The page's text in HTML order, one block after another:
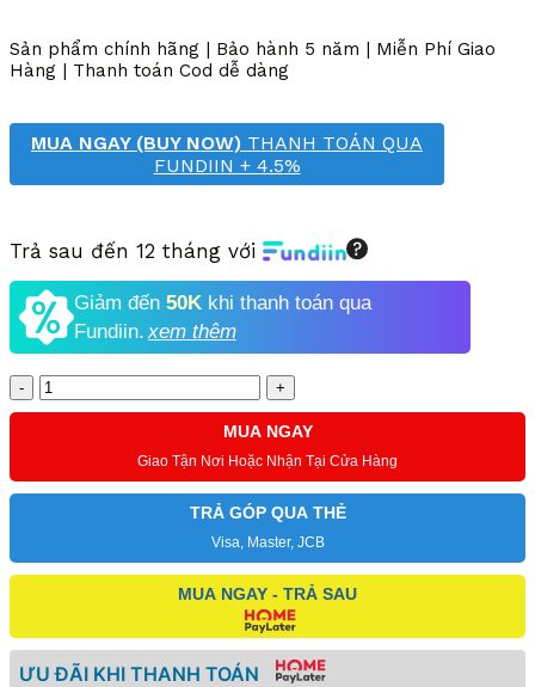
3,390,000 VND.
Sản phẩm chính hãng | Bảo hành 5 năm | Miễn Phí Giao
Hàng | Thanh toán Cod dễ dàng
MUA NGAY (BUY NOW) THANH TOÁN QUA
FUNDIIN + 4.5%
Trả sau đến 12 tháng với
Giảm đến 50K khi thanh toán qua
Fundiin.xem thêm
Số
lượng
MUA NGAY
Giao Tận Nơi Hoặc Nhận Tại Cửa Hàng
TRẢ GÓP QUA THẺ
Visa, Master, JCB
MUA NGAY - TRẢ SAU
ƯU ĐÃI KHI THANH TOÁN